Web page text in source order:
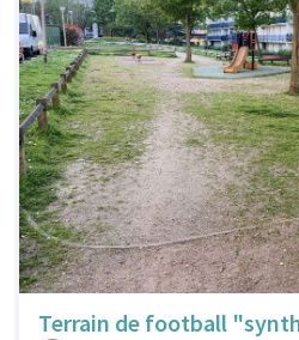
Terrain de football